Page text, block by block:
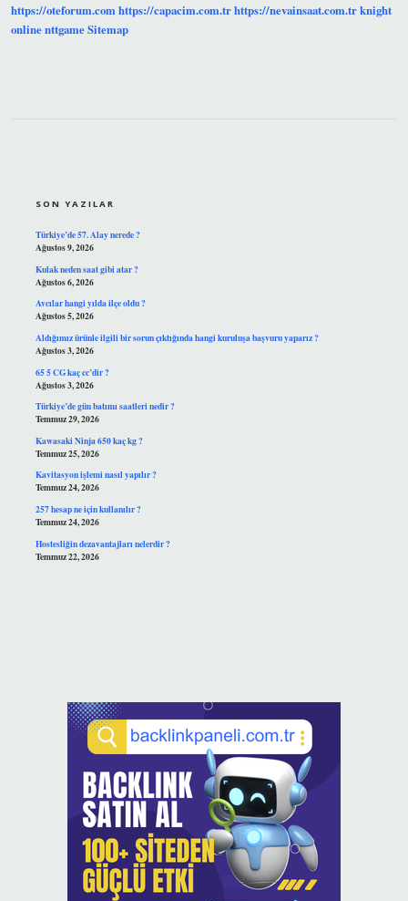
https://oteforum.comhttps://capacim.com.trhttps://nevainsaat.com.trknight
onlinenttgameSitemap
SON YAZILAR
Türkiye’de 57. Alay nerede ?
Ağustos 9, 2026
Kulak neden saat gibi atar ?
Ağustos 6, 2026
Avcılar hangi yılda ilçe oldu ?
Ağustos 5, 2026
Aldığımız ürünle ilgili bir sorun çıktığında hangi kuruluşa başvuru yaparız ?
Ağustos 3, 2026
65 5 CG kaç cc’dir ?
Ağustos 3, 2026
Türkiye’de gün batımı saatleri nedir ?
Temmuz 29, 2026
Kawasaki Ninja 650 kaç kg ?
Temmuz 25, 2026
Kavitasyon işlemi nasıl yapılır ?
Temmuz 24, 2026
257 hesap ne için kullanılır ?
Temmuz 24, 2026
Hostesliğin dezavantajları nelerdir ?
Temmuz 22, 2026